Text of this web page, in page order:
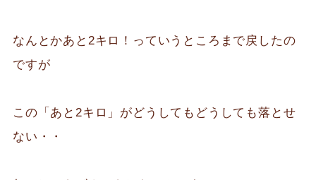
なんとかあと2キロ！っていうところまで戻したの
ですが
この「あと2キロ」がどうしてもどうしても落とせ
ない・・